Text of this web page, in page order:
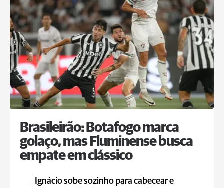
Brasileirão: Botafogo marca
golaço, mas Fluminense busca
empate em clássico
Ignácio sobe sozinho para cabecear e